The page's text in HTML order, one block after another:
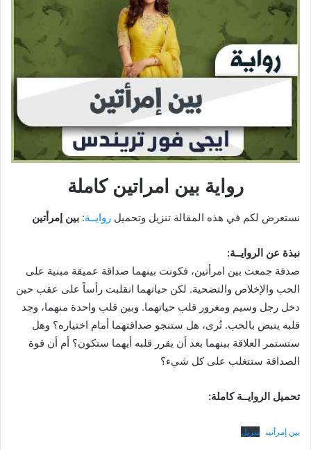
رواية بين امراتين كاملة
نستعرض لكم في هذه المقالة تنزيل وتحميل روايــة: بين إمرأتين
نبذة عن الروايــة:
صدفة جمعت بين امرأتين، فكونت بينهما صداقة عميقة مبنية على
الحب والإخلاص والتضحية. لكن حياتهما انقلبت رأساً على عقب حين
دخل رجل وسيم ومغرور قلب حياتهما. وبين قلب واحدة منهما، وجد
قلبه ينبض بالحب. تُرى، هل ستنجو صداقتهما أمام اختياره؟ وهل
ستستمر العلاقة بينهما بعد أن يقرر قلبه أيهما ستكون؟ أم أن قوة
الصداقة ستتغلب على كل شيء؟
تحميل الروايــة كاملة:
بين إمرأتين تنزيل